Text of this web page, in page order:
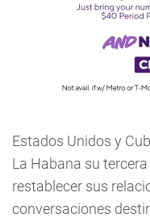
Estados Unidos y
La Habana su
restablecer sus
conversaciones